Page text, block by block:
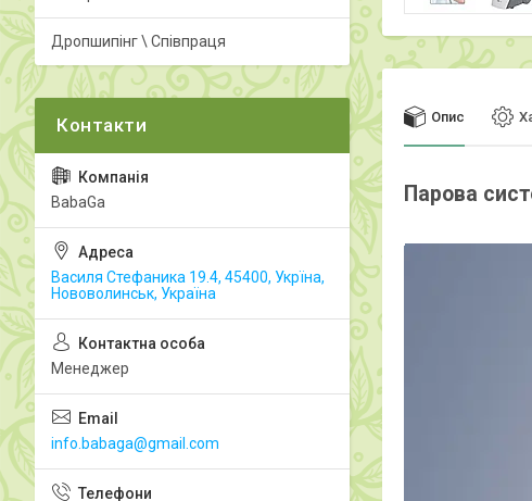
Опис
Парова
Дропшипінг \ Співпраця
BabaGa
Василя Стефаника 19.4, 45400, Укрїна,
Нововолинськ, Україна
Менеджер
info.babaga@gmail.com